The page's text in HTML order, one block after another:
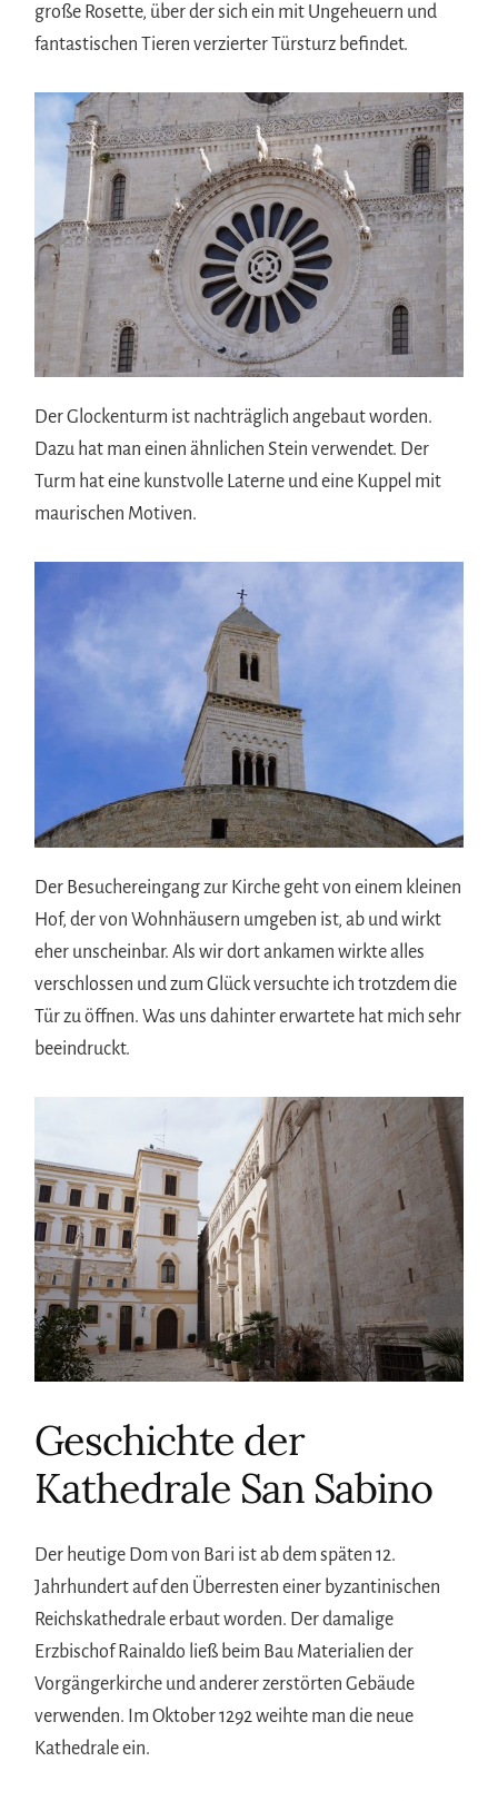
große Rosette, über der sich ein mit Ungeheuern und
fantastischen Tieren verzierter Türsturz befindet.
Der Glockenturm ist nachträglich angebaut worden.
Dazu hat man einen ähnlichen Stein verwendet. Der
Turm hat eine kunstvolle Laterne und eine Kuppel mit
maurischen Motiven.
Der Besuchereingang zur Kirche geht von einem kleinen
Hof, der von Wohnhäusern umgeben ist, ab und wirkt
eher unscheinbar. Als wir dort ankamen wirkte alles
verschlossen und zum Glück versuchte ich trotzdem die
Tür zu öffnen. Was uns dahinter erwartete hat mich sehr
beeindruckt.
Geschichte der
Kathedrale San Sabino
Der heutige Dom von Bari ist ab dem späten 12.
Jahrhundert auf den Überresten einer byzantinischen
Reichskathedrale erbaut worden. Der damalige
Erzbischof Rainaldo ließ beim Bau Materialien der
Vorgängerkirche und anderer zerstörten Gebäude
verwenden. Im Oktober 1292 weihte man die neue
Kathedrale ein.